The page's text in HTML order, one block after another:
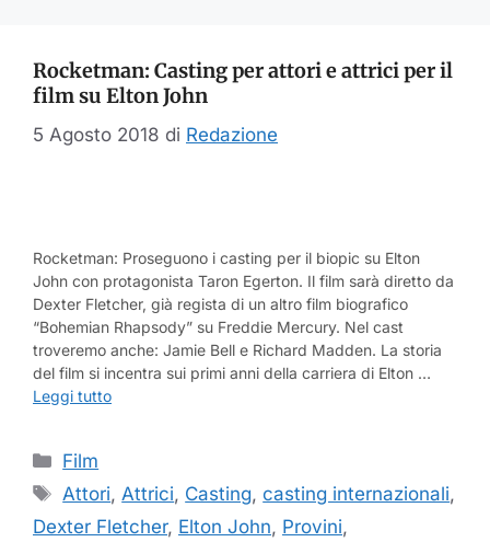
Rocketman: Casting per attori e attrici per il
film su Elton John
5 Agosto 2018 di Redazione
Rocketman: Proseguono i casting per il biopic su Elton
John con protagonista Taron Egerton. Il film sarà diretto da
Dexter Fletcher, già regista di un altro film biografico
“Bohemian Rhapsody” su Freddie Mercury. Nel cast
troveremo anche: Jamie Bell e Richard Madden. La storia
del film si incentra sui primi anni della carriera di Elton …
Leggi tutto
Categorie
Film
Tag
Attori, Attrici, Casting,casting internazionali,
Dexter Fletcher, Elton John, Provini,